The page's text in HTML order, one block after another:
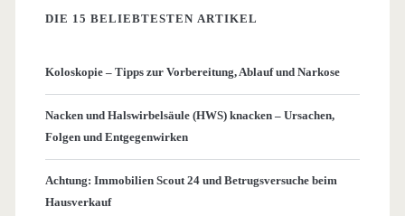
DIE 15 BELIEBTESTEN ARTIKEL
Koloskopie – Tipps zur Vorbereitung, Ablauf und Narkose
Nacken und Halswirbelsäule (HWS) knacken – Ursachen,
Folgen und Entgegenwirken
Achtung: Immobilien Scout 24 und Betrugsversuche beim
Hausverkauf